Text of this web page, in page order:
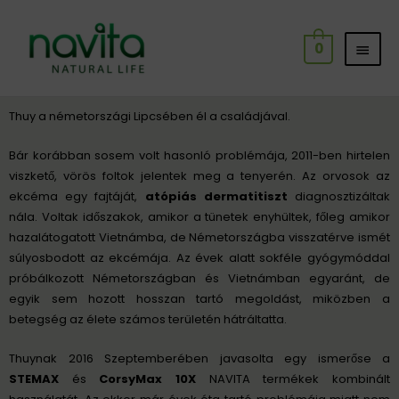
0
Thuy a németországi Lipcsében él a családjával.
Bár korábban sosem volt hasonló problémája, 2011-ben hirtelen
viszkető, vörös foltok jelentek meg a tenyerén. Az orvosok az
ekcéma egy fajtáját, atópiás dermatitiszt diagnosztizáltak
nála. Voltak időszakok, amikor a tünetek enyhültek, főleg amikor
hazalátogatott Vietnámba, de Németországba visszatérve ismét
súlyosbodott az ekcémája. Az évek alatt sokféle gyógymóddal
próbálkozott Németországban és Vietnámban egyaránt, de
egyik sem hozott hosszan tartó megoldást, miközben a
betegség az élete számos területén hátráltatta.
Thuynak 2016 Szeptemberében javasolta egy ismerőse a
STEMAX és CorsyMax 10X NAVITA termékek kombinált
navigation